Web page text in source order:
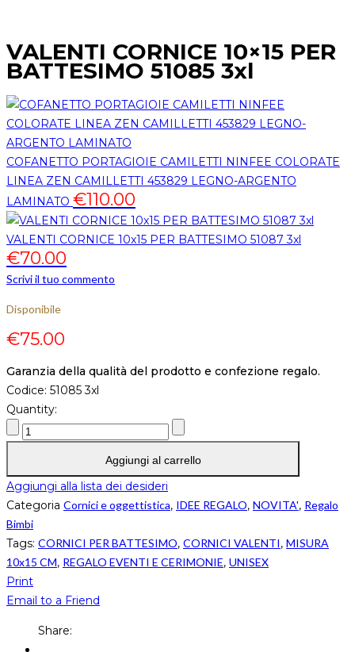
VALENTI CORNICE 10×15 PER
BATTESIMO 51085 3xl
COFANETTO PORTAGIOIE CAMILETTI NINFEE COLORATE
LINEA ZEN CAMILLETTI 453829 LEGNO-ARGENTO
LAMINATO €110.00
VALENTI CORNICE 10x15 PER BATTESIMO 51087 3xl
€70.00
Scrivi il tuo commento
Disponibile
€75.00
Garanzia della qualità del prodotto e confezione regalo.
Codice: 51085 3xl
Quantity:
Aggiungi al carrello
Aggiungi alla lista dei desideri
Categoria Cornici e oggettistica, IDEE REGALO, NOVITA', Regalo
Bimbi
Tags: CORNICI PER BATTESIMO, CORNICI VALENTI, MISURA
10x15 CM, REGALO EVENTI E CERIMONIE, UNISEX
Print
Email to a Friend
Share: